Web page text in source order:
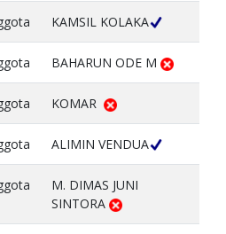
KAMSIL KOLAKA
BAHARUN ODE M
KOMAR
ALIMIN VENDUA
M. DIMAS JUNI
SINTORA